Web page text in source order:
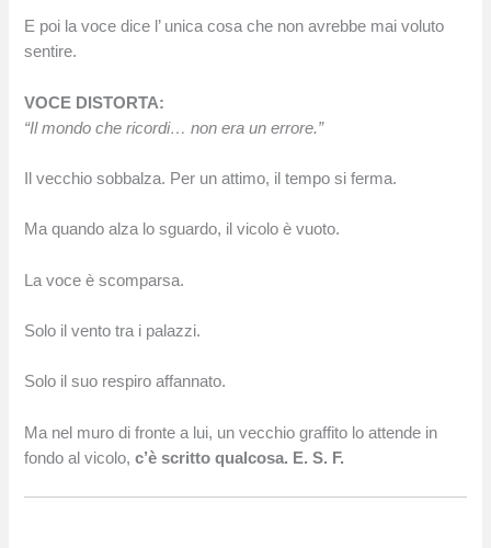
E poi la voce dice l’ unica cosa che non avrebbe mai voluto
sentire.
VOCE DISTORTA:
“Il mondo che ricordi… non era un errore.”
Il vecchio sobbalza. Per un attimo, il tempo si ferma.
Ma quando alza lo sguardo, il vicolo è vuoto.
La voce è scomparsa.
Solo il vento tra i palazzi.
Solo il suo respiro affannato.
Ma nel muro di fronte a lui, un vecchio graffito lo attende in
fondo al vicolo,c’è scritto qualcosa. E. S. F.